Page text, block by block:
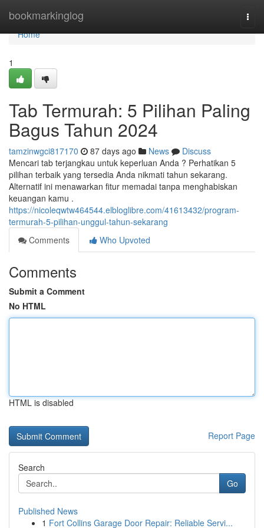
bookmarkinglog
Home
Home
1
Tab Termurah: 5 Pilihan Paling
Bagus Tahun 2024
tamzinwgci817170 87 days ago News
Discuss
Mencari tab terjangkau untuk keperluan Anda ? Perhatikan 5
pilihan terbaik yang tersedia Anda nikmati tahun sekarang.
Alternatif ini menawarkan fitur memadai tanpa menghabiskan
keuangan kamu .
https://nicoleqwtw464544.elbloglibre.com/41613432/program-
termurah-5-pilihan-unggul-tahun-sekarang
Comments
Who Upvoted
Comments
Submit a Comment
No HTML
HTML is disabled
Report Page
Search
Go
Published News
1 Fort Collins Garage Door Repair: Reliable Servi...